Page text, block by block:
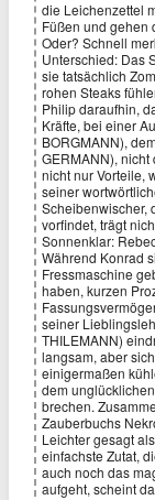
die Leichenzettel
Füßen und gehen
Oder? Schnell
Unterschied: Das
sie tatsächlich
rohen Steaks
Philip daraufhin,
Kräfte, bei einer
BORGMANN),
GERMANN),
nicht nur Vorteile,
seiner
Scheibenwischer,
vorfindet, trägt
Sonnenklar:
Während Konrad
Fressmaschine
haben, kurzen
seiner
THILEMANN)
langsam, aber
einigermaßen
dem
brechen.
Zauberbuchs
Leichter gesagt
einfachste Zutat,
auch noch das
aufgeht, scheint